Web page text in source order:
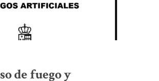
de fuego y